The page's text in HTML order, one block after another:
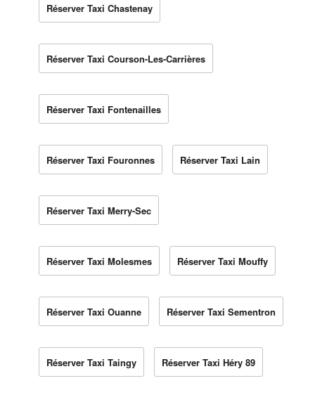
Réserver Taxi Chastenay
Réserver Taxi Courson-Les-Carrières
Réserver Taxi Fontenailles
Réserver Taxi Fouronnes Réserver Taxi Lain
Réserver Taxi Merry-Sec
Réserver Taxi Molesmes Réserver Taxi Mouffy
Réserver Taxi Ouanne Réserver Taxi Sementron
Réserver Taxi Taingy Réserver Taxi Héry 89